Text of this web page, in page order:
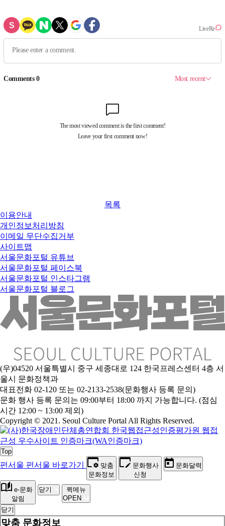
목록
이용안내
개인정보처리방침
이메일 무단수집거부
사이트맵
서울문화포털 유튜브
서울문화포털 페이스북
서울문화포털 인스타그램
서울문화포털 블로그
(우)04520 서울특별시 중구 세종대로 124 한국프레스센터 4층 서
울시 문화정책과
대표전화 02-120 또는 02-2133-2538(문화행사 등록 문의)
문화 행사 등록 문의는 09:00부터 18:00 까지 가능합니다. (점심
시간 12:00 ~ 13:00 제외)
Copyright © 2021. Seoul Culture Portal All Rights Reserved.
Top
펀서울 펀서울 바로가기
맞춤
문화정보
문화행사
신청
문화달력
e-문화
알림
닫기
퀵메뉴
OPEN
닫기
맞춤 문화정보